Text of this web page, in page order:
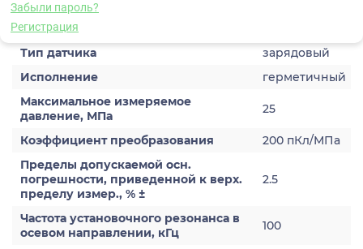
Забыли пароль?
Регистрация
Характеристики
Тип датчика
зарядовый
Исполнение
герметичный
Максимальное измеряемое
давление, МПа
25
Коэффициент преобразования
200 пКл/МПа
Пределы допускаемой осн.
погрешности, приведенной к верх.
пределу измер., % ±
2.5
Частота установочного резонанса в
осевом направлении, кГц
100